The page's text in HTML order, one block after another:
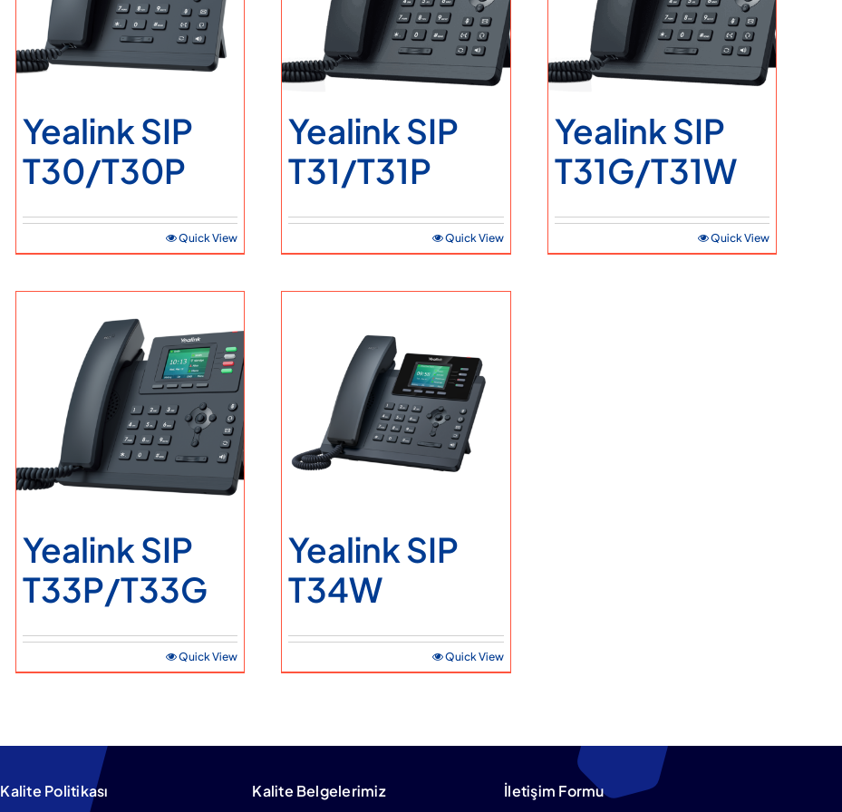
Ticari Bilgiler İletişim Bilgileri
Teklif Alın Servis Talebi Teklif Alın
Yealink SIP
T30/T30P
Quick View
Yealink SIP
T31/T31P
Quick View
Yealink SIP
T31G/T31W
Quick View
Yealink SIP
T33P/T33G
Quick View
Yealink SIP
T34W
Quick View
Kalite Politikası Kalite Belgelerimiz İletişim Formu